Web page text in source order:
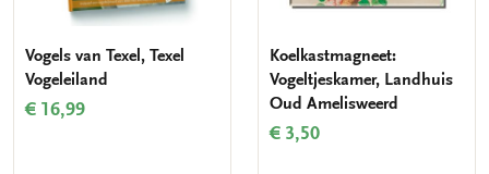
Vogels van Texel, Texel
Vogeleiland
€ 16,99
Koelkastmagneet:
Vogeltjeskamer, Landhuis
Oud Amelisweerd
€ 3,50